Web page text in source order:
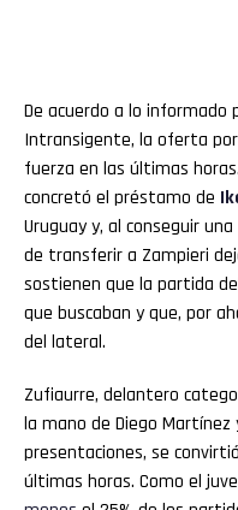
De acuerdo a lo informado
Intransigente, la oferta
fuerza en las últimas
concretó el préstamo de
Uruguay y, al conseguir
de transferir a Zampieri
sostienen que la partida
que buscaban y que, por
del lateral.
Zufiaurre, delantero
la mano de Diego
presentaciones, se
últimas horas. Como el